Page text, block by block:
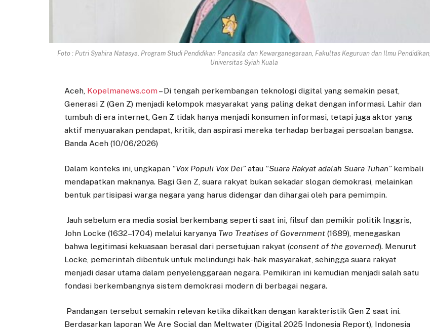
Foto : Putri Syahira Natasya, Program Studi Pendidikan Pancasila dan Kewarganegaraan, Fakultas Keguruan dan Ilmu Pendidikan,
Universitas Syiah Kuala
Aceh, Kopelmanews.com– Di tengah perkembangan teknologi digital yang semakin pesat,
Generasi Z (Gen Z) menjadi kelompok masyarakat yang paling dekat dengan informasi. Lahir dan
tumbuh di era internet, Gen Z tidak hanya menjadi konsumen informasi, tetapi juga aktor yang
aktif menyuarakan pendapat, kritik, dan aspirasi mereka terhadap berbagai persoalan bangsa.
Banda Aceh (10/06/2026)
Dalam konteks ini, ungkapan “Vox Populi Vox Dei”atau “Suara Rakyat adalah Suara Tuhan”kembali
mendapatkan maknanya. Bagi Gen Z, suara rakyat bukan sekadar slogan demokrasi, melainkan
bentuk partisipasi warga negara yang harus didengar dan dihargai oleh para pemimpin.
Jauh sebelum era media sosial berkembang seperti saat ini, filsuf dan pemikir politik Inggris,
John Locke (1632–1704) melalui karyanya Two Treatises of Government (1689), menegaskan
bahwa legitimasi kekuasaan berasal dari persetujuan rakyat (consent of the governed). Menurut
Locke, pemerintah dibentuk untuk melindungi hak-hak masyarakat, sehingga suara rakyat
menjadi dasar utama dalam penyelenggaraan negara. Pemikiran ini kemudian menjadi salah satu
fondasi berkembangnya sistem demokrasi modern di berbagai negara.
Pandangan tersebut semakin relevan ketika dikaitkan dengan karakteristik Gen Z saat ini.
Berdasarkan laporan We Are Social dan Meltwater (Digital 2025 Indonesia Report), Indonesia